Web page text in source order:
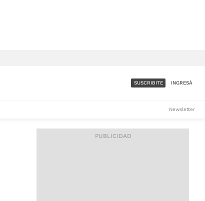
ACCESO FULL - $1.800/MES
SUSCRIBITE INGRESÁ
Newsletter